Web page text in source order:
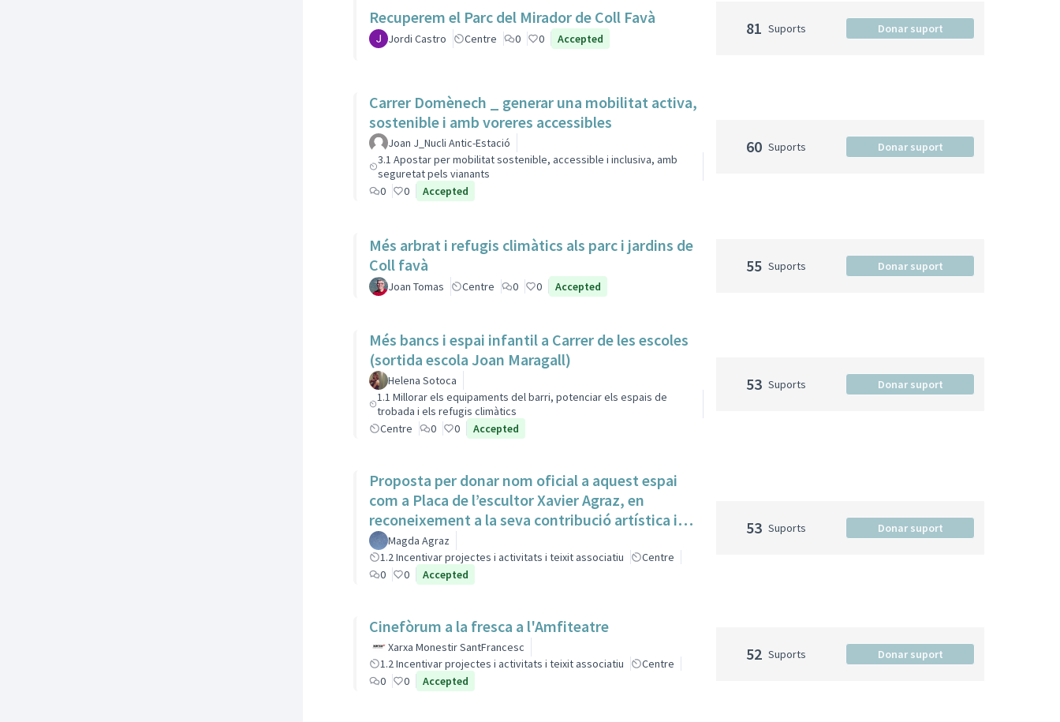
Recuperem el Parc del Mirador de Coll Favà
Jordi Castro Centre 0 0 Accepted
81 Suports Donar suport
Carrer Domènech _ generar una mobilitat activa,
sostenible i amb voreres accessibles
Joan J_Nucli Antic-Estació
3.1 Apostar per mobilitat sostenible, accessible i inclusiva, amb
seguretat pels vianants
0
0 Accepted
60 Suports Donar suport
Més arbrat i refugis climàtics als parc i jardins de
Coll favà
Joan Tomas Centre 0 0 Accepted
55 Suports Donar suport
Més bancs i espai infantil a Carrer de les escoles
(sortida escola Joan Maragall)
Helena Sotoca
1.1 Millorar els equipaments del barri, potenciar els espais de
trobada i els refugis climàtics
Centre
0 0 Accepted
53 Suports Donar suport
Proposta per donar nom oficial a aquest espai
com a Placa de l’escultor Xavier Agraz, en
reconeixement a la seva contribució artística i
cultural
Magda Agraz
1.2 Incentivar projectes i activitats i teixit associatiu
Centre
0
0 Accepted
53 Suports Donar suport
Cinefòrum a la fresca a l'Amfiteatre
Xarxa Monestir SantFrancesc
1.2 Incentivar projectes i activitats i teixit associatiu
Centre
0
0 Accepted
52 Suports Donar suport